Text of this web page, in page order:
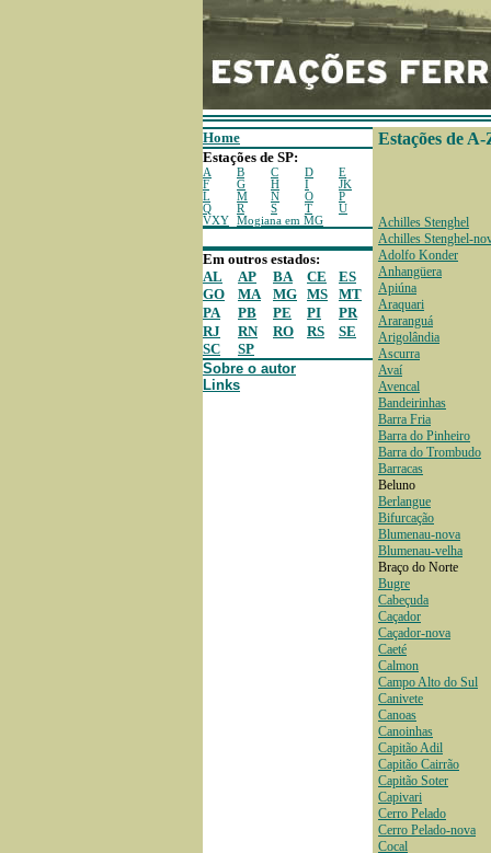
Home
Estações de SP:
A B C D
E
F
G H I
JK
L
M N O
P
Q
R S T
U
VXY
Mogiana em MG
Em outros estados:
AL
AP BA CE
ES
GO
MA MG MS
MT
PA
PB PE PI
PR
RJ
RN RO RS
SE
SC
SP
Sobre o autor
Links
Estações de
Achilles Stenghel
Achilles Stenghel-
Adolfo Konder
Anhangüera
Apiúna
Araquari
Araranguá
Arigolândia
Ascurra
Avaí
Avencal
Bandeirinhas
Barra Fria
Barra do Pinheiro
Barra do Trombudo
Barracas
Beluno
Berlangue
Bifurcação
Blumenau-nova
Blumenau-velha
Braço do Norte
Bugre
Cabeçuda
Caçador
Caçador-nova
Caeté
Calmon
Campo Alto do Sul
Canivete
Canoas
Canoinhas
Capitão Adil
Capitão Cairrão
Capitão Soter
Capivari
Cerro Pelado
Cerro Pelado-nova
Cocal